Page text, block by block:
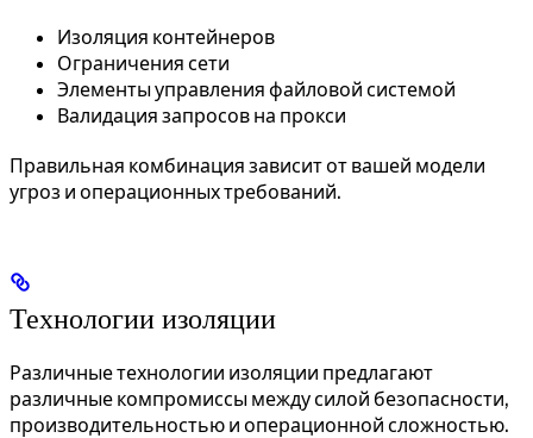
Изоляция контейнеров
Ограничения сети
Элементы управления файловой системой
Валидация запросов на прокси
Правильная комбинация зависит от вашей модели
угроз и операционных требований.
Технологии изоляции
Различные технологии изоляции предлагают
различные компромиссы между силой безопасности,
производительностью и операционной сложностью.